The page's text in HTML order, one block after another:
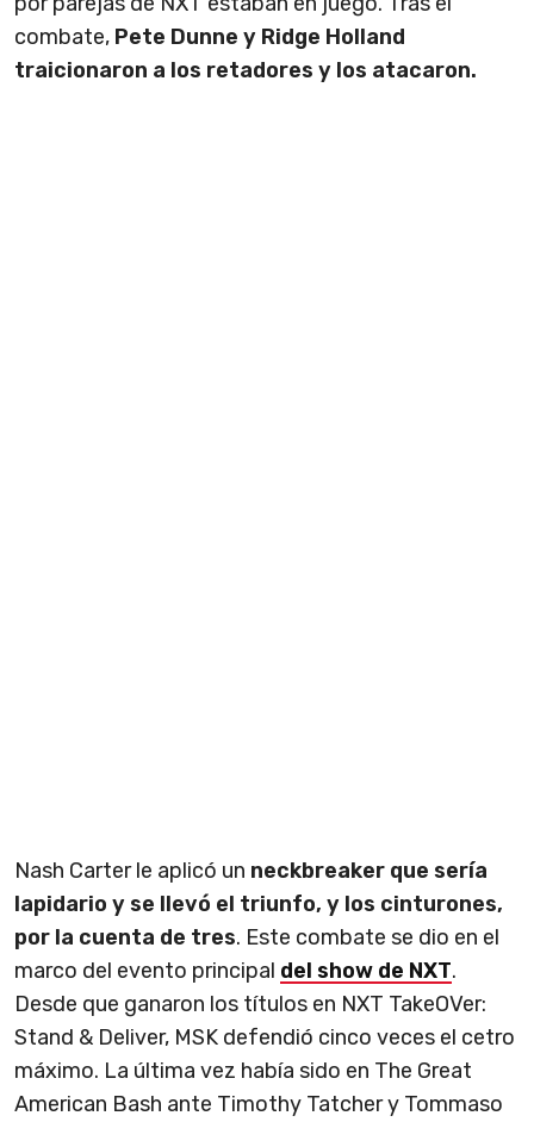
combate, Pete Dunne y Ridge Holland
traicionaron a los retadores y los atacaron.
Nash Carter le aplicó un neckbreaker que sería
lapidario y se llevó el triunfo, y los cinturones,
por la cuenta de tres. Este combate se dio en el
marco del evento principal del show de NXT.
Desde que ganaron los títulos en NXT TakeOVer:
Stand & Deliver, MSK defendió cinco veces el cetro
máximo. La última vez había sido en The Great
American Bash ante Timothy Tatcher y Tommaso